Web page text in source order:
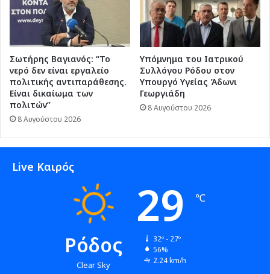
Σωτήρης Βαγιανός: “Το
νερό δεν είναι εργαλείο
πολιτικής αντιπαράθεσης.
Είναι δικαίωμα των
πολιτών”
8 Αυγούστου 2026
Υπόμνημα του Ιατρικού
Συλλόγου Ρόδου στον
Υπουργό Υγείας Άδωνι
Γεωργιάδη
8 Αυγούστου 2026
Live Καιρός
Ρόδος
Clear Sky
29 ℃
32º - 27º
56%
2.24 km/h